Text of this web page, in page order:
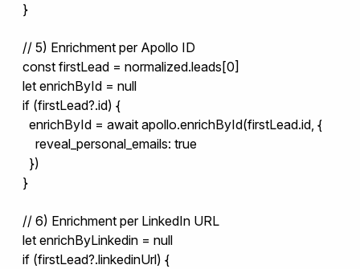
  }
  // 5) Enrichment per Apollo ID
  const firstLead = normalized.leads[0]
  let enrichById = null
  if (firstLead?.id) {
    enrichById = await apollo.enrichById(firstLead.id, {
      reveal_personal_emails: true
    })
  }
  // 6) Enrichment per LinkedIn URL
  let enrichByLinkedin = null
  if (firstLead?.linkedinUrl) {